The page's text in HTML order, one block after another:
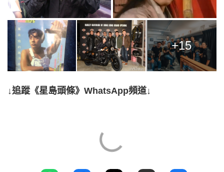
+15
↓追蹤《星島頭條》WhatsApp頻道↓